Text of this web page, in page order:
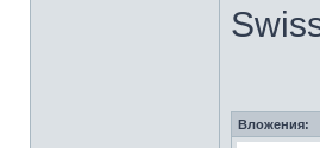
Вложения: